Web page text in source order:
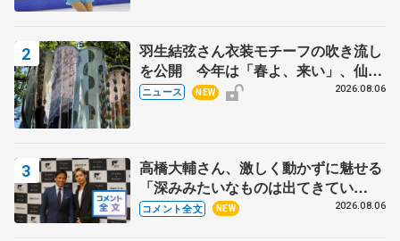
羽生結弦さん衣装モチーフの吹き流し
を公開 今年は「春よ、来い」、仙台
の瑞鳳殿
ニュース NEW 2026.08.06
高橋大輔さん、激しく動かずに魅せる
「深みみたいなものは出てきてい
る？」 〝兄さん〟と慕うレジェンド
コメント全文 NEW 2026.08.06